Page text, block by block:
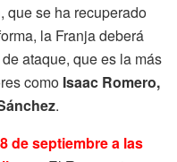
, que se ha recuperado
la Franja deberá
ataque, que es la más
como Isaac Romero,
.
de septiembre a las